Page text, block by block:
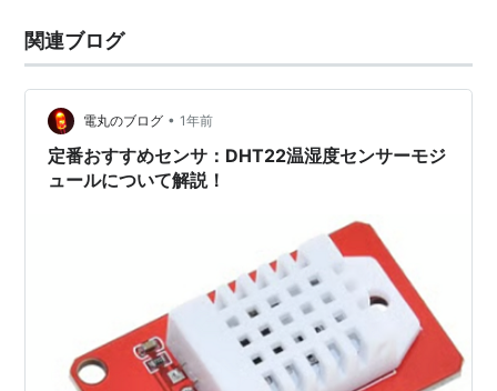
関連ブログ
電丸のブログ • 1年前
定番おすすめセンサ：DHT22温湿度センサーモジ
ュールについて解説！